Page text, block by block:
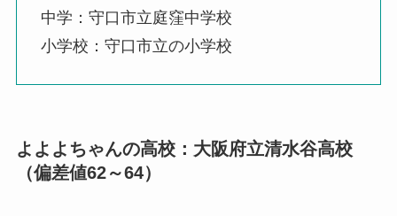
中学：守口市立庭窪中学校
小学校：守口市立の小学校
よよよちゃんの高校：大阪府立清水谷高校
（偏差値62～64）